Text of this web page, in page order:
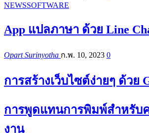
NEWSSOFTWARE
App แปลภาษา ด้วย Line
Opart Surinyotha ก.พ. 10, 2023 0
การสร้างเว็บไซต์ง่ายๆ ด้วย
การพูดแทนการพิมพ์สำหรับ
งาน